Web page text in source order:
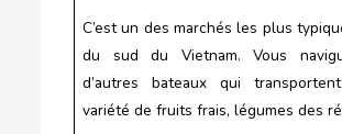
C’est un des marchés les plus
du sud du Vietnam. Vous
d’autres bateaux qui
variété de fruits frais, légumes des